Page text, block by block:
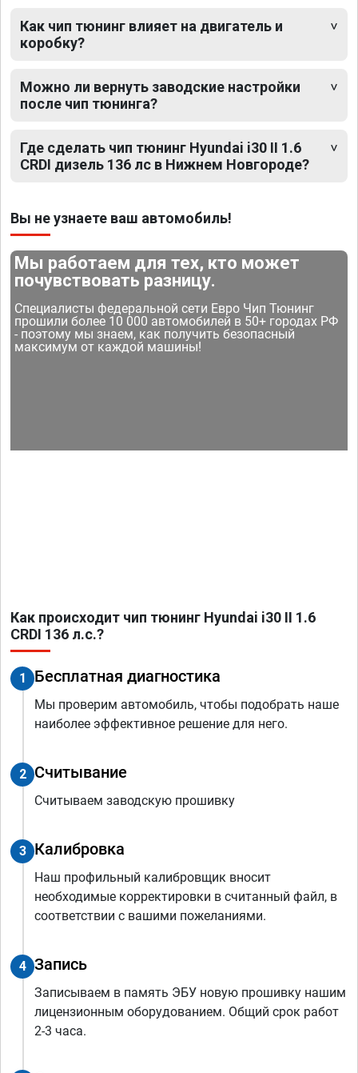
Как чип тюнинг влияет на двигатель и
коробку?
Можно ли вернуть заводские настройки
после чип тюнинга?
Где сделать чип тюнинг Hyundai i30 II 1.6
CRDI дизель 136 лс в Нижнем Новгороде?
Вы не узнаете ваш автомобиль!
Мы работаем для тех, кто может
почувствовать разницу.
Специалисты федеральной сети Евро Чип Тюнинг
прошили более 10 000 автомобилей в 50+ городах РФ
- поэтому мы знаем, как получить безопасный
максимум от каждой машины!
Как происходит чип тюнинг Hyundai i30 II 1.6
CRDI 136 л.с.?
1 Бесплатная диагностика
Мы проверим автомобиль, чтобы подобрать наше
наиболее эффективное решение для него.
2 Считывание
Считываем заводскую прошивку
3 Калибровка
Наш профильный калибровщик вносит
необходимые корректировки в считанный файл, в
соответствии с вашими пожеланиями.
4 Запись
Записываем в память ЭБУ новую прошивку нашим
лицензионным оборудованием. Общий срок работ
2-3 часа.